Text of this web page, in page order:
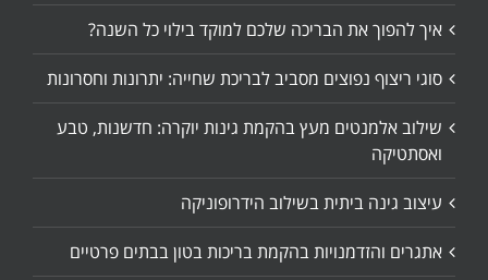
איך להפוך את הבריכה שלכם למוקד בילוי כל השנה?
סוגי ריצוף נפוצים מסביב לבריכת שחייה: יתרונות וחסרונות
שילוב אלמנטים מעץ בהקמת גינות יוקרה: חדשנות, טבע
ואסתטיקה
עיצוב גינה ביתית בשילוב הידרופוניקה
אתגרים והזדמנויות בהקמת בריכות בטון בבתים פרטיים